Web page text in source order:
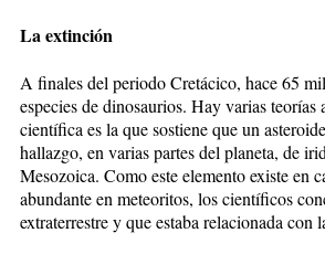
La extinción
A finales del periodo Cretácico, hace 65
especies de dinosaurios. Hay varias
científica es la que sostiene que un
hallazgo, en varias partes del planeta, de
Mesozoica. Como este elemento existe en
abundante en meteoritos, los científicos
extraterrestre y que estaba relacionada